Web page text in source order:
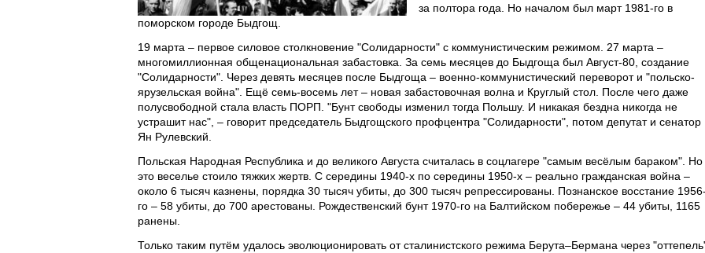
за полтора года. Но началом был март 1981-го в
поморском городе Быдгощ.
19 марта – первое силовое столкновение "Солидарности" с коммунистическим режимом. 27 марта –
многомиллионная общенациональная забастовка. За семь месяцев до Быдгоща был Август-80, создание
"Солидарности". Через девять месяцев после Быдгоща – военно-коммунистический переворот и "польско-
ярузельская война". Ещё семь-восемь лет – новая забастовочная волна и Круглый стол. После чего даже
полусвободной стала власть ПОРП. "Бунт свободы изменил тогда Польшу. И никакая бездна никогда не
устрашит нас", – говорит председатель Быдгощского профцентра "Солидарности", потом депутат и сенатор
Ян Рулевский.
Польская Народная Республика и до великого Августа считалась в соцлагере "самым весёлым бараком". Но
это веселье стоило тяжких жертв. С середины 1940-х по середины 1950-х – реально гражданская война –
около 6 тысяч казнены, порядка 30 тысяч убиты, до 300 тысяч репрессированы. Познанское восстание 1956-
го – 58 убиты, до 700 арестованы. Рождественский бунт 1970-го на Балтийском побережье – 44 убиты, 1165
ранены.
Только таким путём удалось эволюционировать от сталинистского режима Берута–Бермана через